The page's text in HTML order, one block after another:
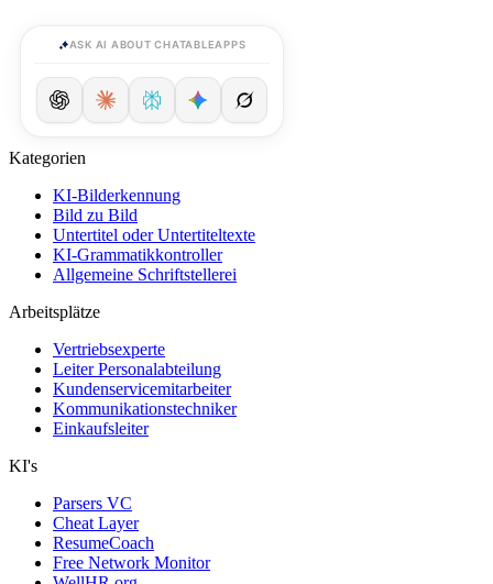
ASK AI ABOUT CHATABLEAPPS
Kategorien
KI-Bilderkennung
Bild zu Bild
Untertitel oder Untertiteltexte
KI-Grammatikkontroller
Allgemeine Schriftstellerei
Arbeitsplätze
Vertriebsexperte
Leiter Personalabteilung
Kundenservicemitarbeiter
Kommunikationstechniker
Einkaufsleiter
KI's
Parsers VC
Cheat Layer
ResumeCoach
Free Network Monitor